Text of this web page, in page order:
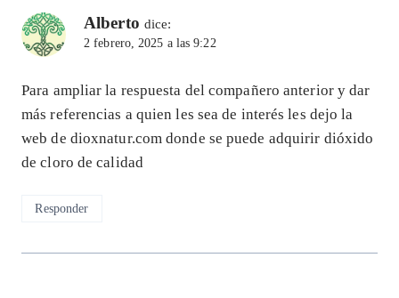
Alberto dice:
2 febrero, 2025 a las 9:22
Para ampliar la respuesta del compañero anterior y dar
más referencias a quien les sea de interés les dejo la
web de dioxnatur.com donde se puede adquirir dióxido
de cloro de calidad
Responder